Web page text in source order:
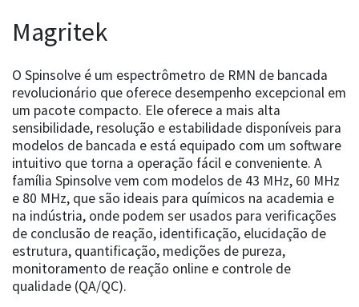
Magritek
O Spinsolve é um espectrômetro de RMN de bancada
revolucionário que oferece desempenho excepcional em
um pacote compacto. Ele oferece a mais alta
sensibilidade, resolução e estabilidade disponíveis para
modelos de bancada e está equipado com um software
intuitivo que torna a operação fácil e conveniente. A
família Spinsolve vem com modelos de 43 MHz, 60 MHz
e 80 MHz, que são ideais para químicos na academia e
na indústria, onde podem ser usados para verificações
de conclusão de reação, identificação, elucidação de
estrutura, quantificação, medições de pureza,
monitoramento de reação online e controle de
qualidade (QA/QC).